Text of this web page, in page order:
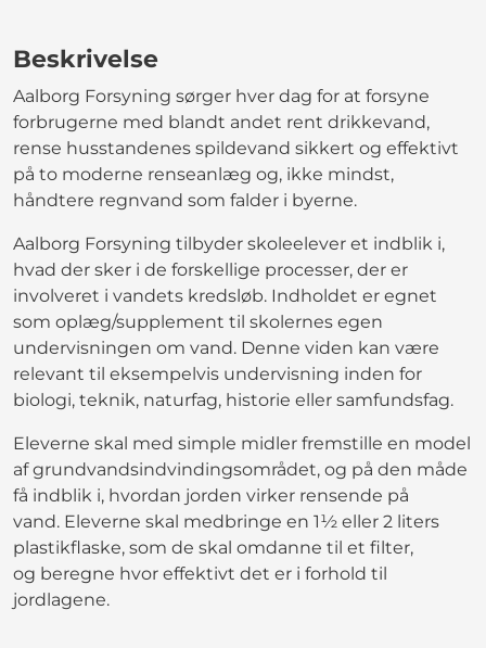
Beskrivelse
Aalborg Forsyning sørger hver dag for at forsyne
forbrugerne med blandt andet rent drikkevand,
rense husstandenes spildevand sikkert og effektivt
på to moderne renseanlæg og, ikke mindst,
håndtere regnvand som falder i byerne.
Aalborg Forsyning tilbyder skoleelever et indblik i,
hvad der sker i de forskellige processer, der er
involveret i vandets kredsløb. Indholdet er egnet
som oplæg/supplement til skolernes egen
undervisningen om vand. Denne viden kan være
relevant til eksempelvis undervisning inden for
biologi, teknik, naturfag, historie eller samfundsfag.
Eleverne skal med simple midler fremstille en model
af grundvandsindvindingsområdet, og på den måde
få indblik i, hvordan jorden virker rensende på
vand. Eleverne skal medbringe en 1½ eller 2 liters
plastikflaske, som de skal omdanne til et filter,
og beregne hvor effektivt det er i forhold til
jordlagene.